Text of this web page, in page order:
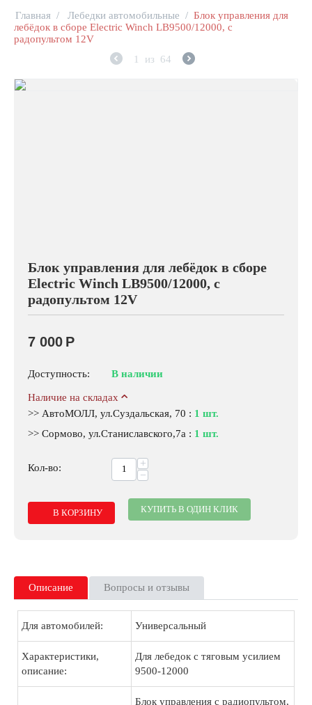
Главная / Лебедки автомобильные / Блок управления для
лебёдок в сборе Electric Winch LB9500/12000, с
радопультом 12V
1
из 64
Блок управления для лебёдок в сборе
Electric Winch LB9500/12000, с
радопультом 12V
7 000 Р
Доступность: В наличии
Наличие на складах
>> АвтоМОЛЛ, ул.Суздальская, 70 : 1 шт.
>> Сормово, ул.Станиславского,7а : 1 шт.
Кол-во:
+
−
В КОРЗИНУ КУПИТЬ В ОДИН КЛИК
Описание Вопросы и отзывы
Для автомобилей: Универсальный
Характеристики,
описание:
Для лебедок с тяговым усилием
9500-12000
Блок управления с радиопультом,